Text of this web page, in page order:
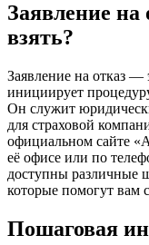
Заявление на
взять?
Заявление на отказ
инициирует
Он служит
для страховой
официальном сайте
её офисе или по
доступны различные
которые помогут вам
Пошаговая